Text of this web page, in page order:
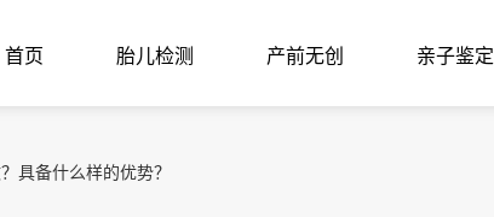
首页 胎儿检测 产前无创 亲子鉴定
具备什么样的优势？